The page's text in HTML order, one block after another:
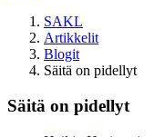
SAKL
Artikkelit
Blogit
Säitä on pidellyt
Säitä on pidellyt